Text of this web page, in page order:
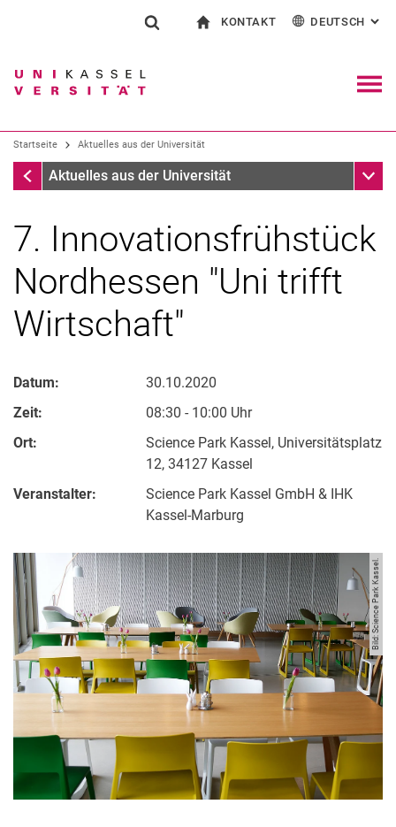
Springe direkt zu: Inhalt
Springe direkt zu: Suche
Springe direkt zu:
Suchen (öffnet externen Link in einem
KONTAKT
Kontakt für Presse und Öffentlichkeit
Einrichtungen suchen
DEUTSCH :
Startseite Aktuelles aus der Universität
Startseite
Aktuelles aus der Universität
7. Innovationsfrühstück
Nordhessen "Uni trifft
Wirtschaft"
Datum:
30.10.2020
Zeit:
08:30 - 10:00 Uhr
Ort:
Science Park Kassel, Universitätsplatz
12, 34127 Kassel
Veranstalter:
Science Park Kassel GmbH & IHK
Kassel-Marburg
Bild: Science Park Kassel.